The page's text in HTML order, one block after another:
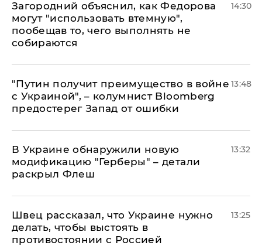
Загородний объяснил, как Федорова
могут "использовать втемную",
пообещав то, чего выполнять не
собираются
14:30
"Путин получит преимущество в войне
с Украиной", – колумнист Bloomberg
предостерег Запад от ошибки
13:48
В Украине обнаружили новую
модификацию "Герберы" – детали
раскрыл Флеш
13:32
Швец рассказал, что Украине нужно
делать, чтобы выстоять в
противостоянии с Россией
13:25